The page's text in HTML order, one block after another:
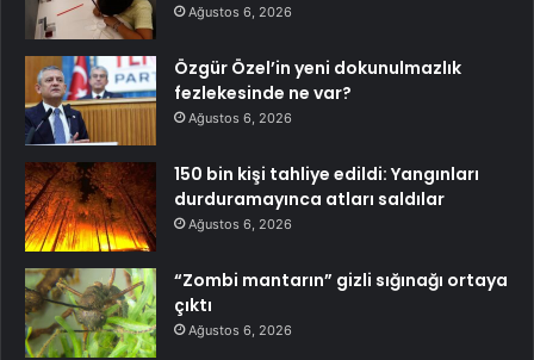
Ağustos 6, 2026
Özgür Özel’in yeni dokunulmazlık
fezlekesinde ne var?
Ağustos 6, 2026
150 bin kişi tahliye edildi: Yangınları
durduramayınca atları saldılar
Ağustos 6, 2026
“Zombi mantarın” gizli sığınağı ortaya
çıktı
Ağustos 6, 2026